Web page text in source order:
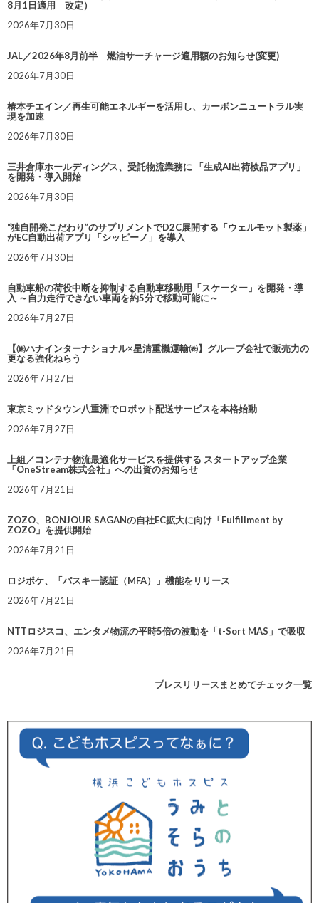
8月1日適用 改定）
2026年7月30日
JAL／2026年8月前半 燃油サーチャージ適用額のお知らせ(変更)
2026年7月30日
椿本チエイン／再生可能エネルギーを活用し、カーボンニュートラル実
現を加速
2026年7月30日
三井倉庫ホールディングス、受託物流業務に 「生成AI出荷検品アプリ」
を開発・導入開始
2026年7月30日
“独自開発こだわり”のサプリメントでD2C展開する「ウェルモット製薬」
がEC自動出荷アプリ「シッピーノ」を導入
2026年7月30日
自動車船の荷役中断を抑制する自動車移動用「スケーター」を開発・導
入 ～自力走行できない車両を約5分で移動可能に～
2026年7月27日
【㈱ハナインターナショナル×星清重機運輸㈱】グループ会社で販売力の
更なる強化ねらう
2026年7月27日
東京ミッドタウン八重洲でロボット配送サービスを本格始動
2026年7月27日
上組／コンテナ物流最適化サービスを提供する スタートアップ企業
「OneStream株式会社」への出資のお知らせ
2026年7月21日
ZOZO、BONJOUR SAGANの自社EC拡大に向け「Fulfillment by
ZOZO」を提供開始
2026年7月21日
ロジポケ、「パスキー認証（MFA）」機能をリリース
2026年7月21日
NTTロジスコ、エンタメ物流の平時5倍の波動を「t-Sort MAS」で吸収
2026年7月21日
プレスリリースまとめてチェック一覧